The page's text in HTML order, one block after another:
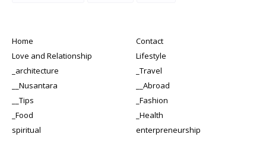
Home
Contact
Love and Relationship
Lifestyle
_architecture
_Travel
__Nusantara
__Abroad
__Tips
_Fashion
_Food
_Health
spiritual
enterpreneurship